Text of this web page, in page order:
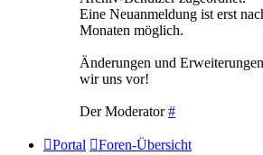
Eine Neuanmeldung ist erst
Monaten möglich.
Änderungen und
wir uns vor!
Der Moderator#
Portal
Foren-Übersicht